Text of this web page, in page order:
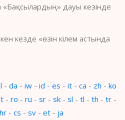
«Бақсылардың» дауы кезінде
кезде «өзін кілем астында
- da - iw- id - es - it- ca - zh - ko
- ro - ru - sr- sk- sl - tl - th - tr-
hr- cs - sv- et- ja